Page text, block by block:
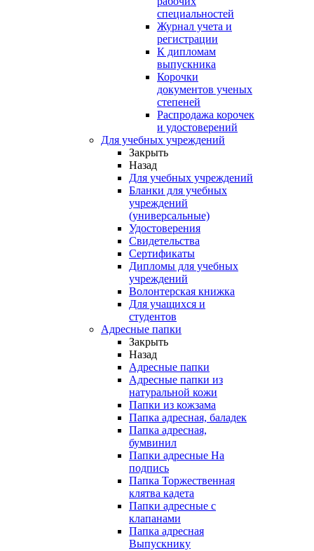
специальностей
Журнал учета и
регистрации
К дипломам
выпускника
Корочки
документов ученых
степеней
Распродажа корочек
и удостоверений
Для учебных учреждений
Закрыть
Назад
Для учебных учреждений
Бланки для учебных
учреждений
(универсальные)
Удостоверения
Свидетельства
Сертификаты
Дипломы для учебных
учреждений
Волонтерская книжка
Для учащихся и
студентов
Адресные папки
Закрыть
Назад
Адресные папки
Адресные папки из
натуральной кожи
Папки из кожзама
Папка адресная, баладек
Папка адресная,
бумвинил
Папки адресные На
подпись
Папка Торжественная
клятва кадета
Папки адресные с
клапанами
Папка адресная
Выпускнику